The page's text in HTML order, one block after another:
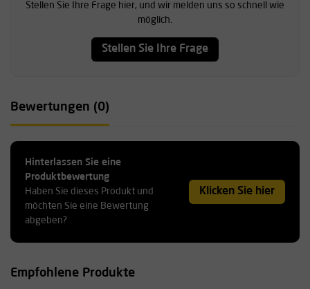
Stellen Sie Ihre Frage hier, und wir melden uns so schnell wie
möglich.
Stellen Sie Ihre Frage
Bewertungen (0)
Hinterlassen Sie eine
Produktbewertung
Haben Sie dieses Produkt und
möchten Sie eine Bewertung
abgeben?
Klicken Sie hier
Empfohlene Produkte